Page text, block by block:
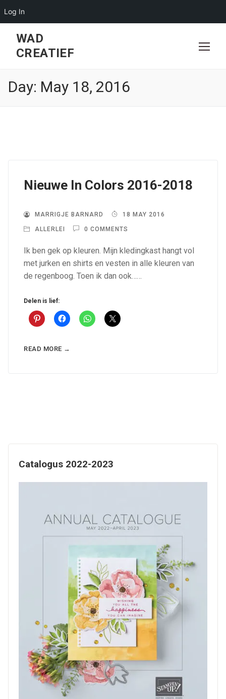
Log In
content
WAD
CREATIEF
Day: May 18, 2016
Nieuwe In Colors 2016-2018
MARRIGJE BARNARD 18 MAY 2016
ALLERLEI 0 COMMENTS
Ik ben gek op kleuren. Mijn kledingkast hangt vol
met jurken en shirts en vesten in alle kleuren van
de regenboog. Toen ik dan ook……
Delen is lief:
READ MORE →
Catalogus 2022-2023